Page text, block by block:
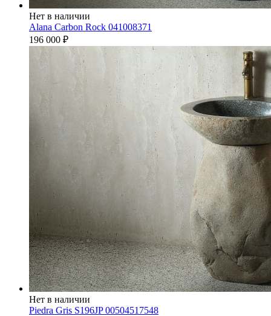
Нет в наличии
Alana Carbon Rock 041008371
196 000 ₽
Нет в наличии
Piedra Gris S196JP 00504517548